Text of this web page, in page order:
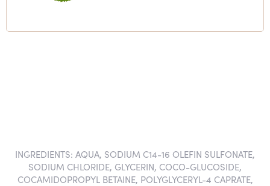
INGREDIENTS: AQUA, SODIUM C14-16 OLEFIN SULFONATE,
SODIUM CHLORIDE, GLYCERIN, COCO-GLUCOSIDE,
COCAMIDOPROPYL BETAINE, POLYGLYCERYL-4 CAPRATE,